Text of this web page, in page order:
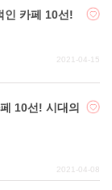
인 카페 10선!
2021-04-15
10선! 시대의
2021-04-08